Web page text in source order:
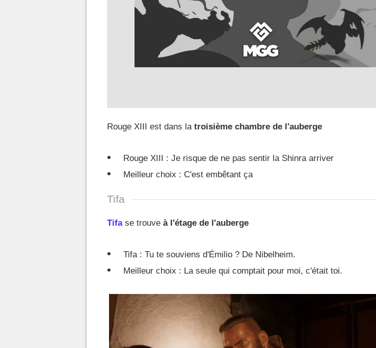
Rouge XIII est dans la troisième chambre de l'auberge
Rouge XIII : Je risque de ne pas sentir la Shinra arriver
Meilleur choix : C'est embêtant ça
Tifa
Tifase trouve à l'étage de l'auberge
Tifa : Tu te souviens d'Émilio ? De Nibelheim.
Meilleur choix : La seule qui comptait pour moi, c'était toi.